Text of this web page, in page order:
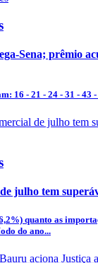
Sena; prêmio
16 - 21 - 24 - 31 - 43
julho tem
quanto as
do ano...